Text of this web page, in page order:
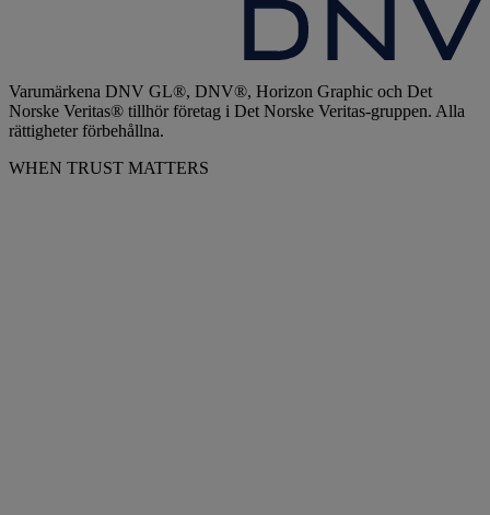
Varumärkena DNV GL®, DNV®, Horizon Graphic och Det
Norske Veritas® tillhör företag i Det Norske Veritas-gruppen. Alla
rättigheter förbehållna.
WHEN TRUST MATTERS